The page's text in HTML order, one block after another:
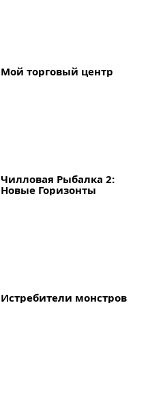
Мой торговый центр
Чилловая Рыбалка 2:
Новые Горизонты
Истребители монстров